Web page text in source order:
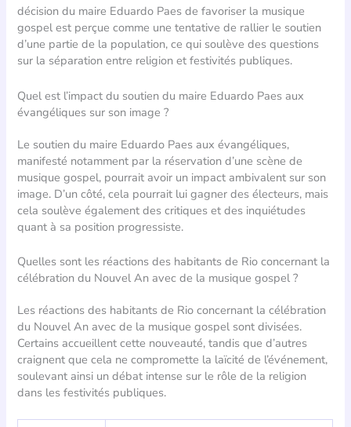
décision du maire Eduardo Paes de favoriser la musique
gospel est perçue comme une tentative de rallier le soutien
d’une partie de la population, ce qui soulève des questions
sur la séparation entre religion et festivités publiques.
Quel est l’impact du soutien du maire Eduardo Paes aux
évangéliques sur son image ?
Le soutien du maire Eduardo Paes aux évangéliques,
manifesté notamment par la réservation d’une scène de
musique gospel, pourrait avoir un impact ambivalent sur son
image. D’un côté, cela pourrait lui gagner des électeurs, mais
cela soulève également des critiques et des inquiétudes
quant à sa position progressiste.
Quelles sont les réactions des habitants de Rio concernant la
célébration du Nouvel An avec de la musique gospel ?
Les réactions des habitants de Rio concernant la célébration
du Nouvel An avec de la musique gospel sont divisées.
Certains accueillent cette nouveauté, tandis que d’autres
craignent que cela ne compromette la laïcité de l’événement,
soulevant ainsi un débat intense sur le rôle de la religion
dans les festivités publiques.